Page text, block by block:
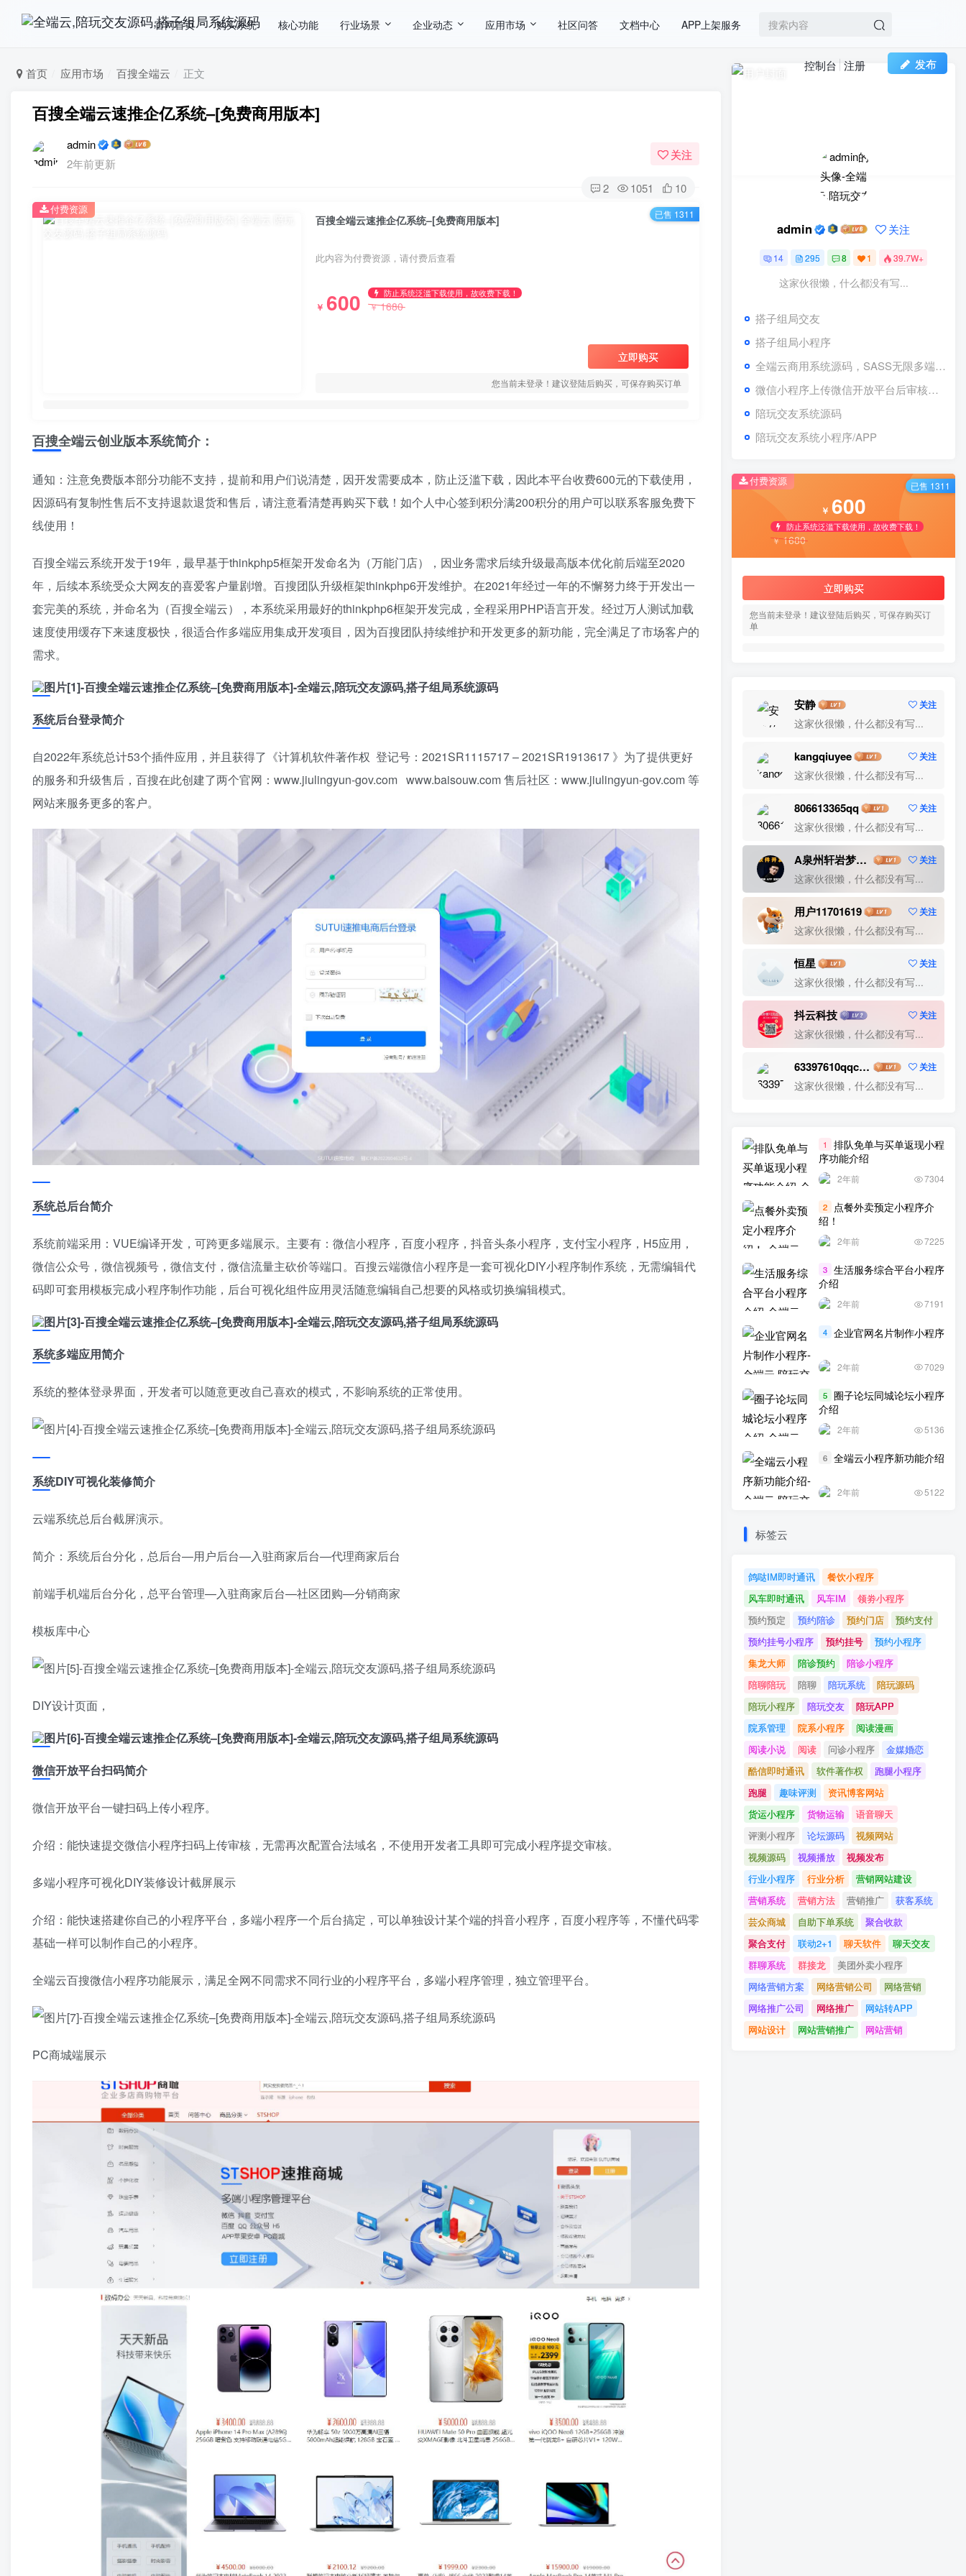
官网首页 购买系统 核心功能 行业场景 企业动态 应用市场 社区问答 文档中心 APP上架服务
发布
控制台 注册
首页 应用市场 百搜全端云 正文
百搜全端云速推企亿系统–[免费商用版本]
admin
2年前更新
关注
2 1051 10
百搜全端云速推企亿系统–[免费商用版本]
此内容为付费资源，请付费后查看
￥ 600 防止系统泛滥下载使用，故收费下载！
￥1680
立即购买
您当前未登录！建议登陆后购买，可保存购买订单
付费资源 已售 1311
百搜全端云创业版本系统简介：
通知：注意免费版本部分功能不支持，提前和用户们说清楚，因开发需要成本，防止泛滥下载，因此本平台收费600元的下载使用，
因源码有复制性售后不支持退款退货和售后，请注意看清楚再购买下载！如个人中心签到积分满200积分的用户可以联系客服免费下
线使用！
百搜全端云系统开发于19年，最早基于thinkphp5框架开发命名为（万能门店），因业务需求后续升级最高版本优化前后端至2020
年，后续本系统受众大网友的喜爱客户量剧增。百搜团队升级框架thinkphp6开发维护。在2021年经过一年的不懈努力终于开发出一
套完美的系统，并命名为（百搜全端云），本系统采用最好的thinkphp6框架开发完成，全程采用PHP语言开发。经过万人测试加载
速度使用缓存下来速度极快，很适合作多端应用集成开发项目，因为百搜团队持续维护和开发更多的新功能，完全满足了市场客户的
需求。
系统后台登录简介
自2022年系统总计53个插件应用，并且获得了《计算机软件著作权 登记号：2021SR1115717 – 2021SR1913617 》为了提供更好
的服务和升级售后，百搜在此创建了两个官网：www.jiulingyun-gov.com www.baisouw.com 售后社区：www.jiulingyun-gov.com 等
网站来服务更多的客户。
系统总后台简介
系统前端采用：VUE编译开发，可跨更多端展示。主要有：微信小程序，百度小程序，抖音头条小程序，支付宝小程序，H5应用，
微信公众号，微信视频号，微信支付，微信流量主砍价等端口。百搜云端微信小程序是一套可视化DIY小程序制作系统，无需编辑代
码即可套用模板完成小程序制作功能，后台可视化组件应用灵活随意编辑自己想要的风格或切换编辑模式。
系统多端应用简介
系统的整体登录界面，开发者可以随意更改自己喜欢的模式，不影响系统的正常使用。
系统DIY可视化装修简介
云端系统总后台截屏演示。
简介：系统后台分化，总后台—用户后台—入驻商家后台—代理商家后台
前端手机端后台分化，总平台管理—入驻商家后台—社区团购—分销商家
模板库中心
DIY设计页面，
微信开放平台扫码简介
微信开放平台一键扫码上传小程序。
介绍：能快速提交微信小程序扫码上传审核，无需再次配置合法域名，不使用开发者工具即可完成小程序提交审核。
多端小程序可视化DIY装修设计截屏展示
介绍：能快速搭建你自己的小程序平台，多端小程序一个后台搞定，可以单独设计某个端的抖音小程序，百度小程序等，不懂代码零
基础一样可以制作自己的小程序。
全端云百搜微信小程序功能展示，满足全网不同需求不同行业的小程序平台，多端小程序管理，独立管理平台。
PC商城端展示
立即购买
您当前未登录！建议登陆后购买，可保存购买订
已售 1311
1 排队免单与买单返现小程
2
绍！
3 生活服务综合平台小程序
介绍
2年前
4 企业官网名片制作小程序
2年前
5 圈子论坛同城论坛小程序
6 全端云小程序新功能介绍
鸽哒IM即时通讯
餐饮小程序
预约预定
预约陪诊 预约门店
预约支付
预约挂号小程序
预约挂号
预约小程序
集龙大师
陪诊预约
陪诊小程序
陪聊陪玩
陪聊 陪玩系统
陪玩源码
陪玩小程序
陪玩交友
陪玩APP
院系管理
院系小程序
阅读漫画
阅读 问诊小程序
金媒婚恋
酷信即时通讯
软件著作权
跑腿小程序
跑腿
趣味评测
资讯博客网站
评测小程序
论坛源码
视频网站
行业小程序
行业分析
营销网站建设
营销系统
营销方法 营销推广
获客系统
芸众商城
自助下单系统
聚合收款
聚合支付
联动2+1 聊天软件
聊天交友
网络推广公司
网络推广
网站转APP
网站设计
网站营销推广
admin 关注
14 295 8 1 39.7W+
这家伙很懒，什么都没有写...
搭子组局交友
搭子组局小程序
全端云商用系统源码，SASS无限多端小程序同步上线管理–[搭子版本]
微信小程序上传微信开放平台后审核提交视频！
陪玩交友系统源码
陪玩交友系统小程序/APP
付费资源
￥ 600
防止系统泛滥下载使用，故收费下载！
￥1680
立即购买
您当前未登录！建议登陆后购买，可保存购买订
单
已售 1311
安静 关注
这家伙很懒，什么都没有写...
kangqiuyee 关注
这家伙很懒，什么都没有写...
806613365qq 关注
这家伙很懒，什么都没有写...
A泉州轩岩梦网络科技公司 关注
这家伙很懒，什么都没有写...
用户11701619 关注
这家伙很懒，什么都没有写...
恒星 关注
这家伙很懒，什么都没有写...
抖云科技 关注
这家伙很懒，什么都没有写...
63397610qqcom 关注
这家伙很懒，什么都没有写...
1
排队免单与买单返现小程
序功能介绍
2年前 7304
2
点餐外卖预定小程序介
绍！
2年前 7225
3 生活服务综合平台小程序
介绍
2年前 7191
4 企业官网名片制作小程序
2年前 7029
5 圈子论坛同城论坛小程序
介绍
2年前 5136
6 全端云小程序新功能介绍
2年前 5122
标签云
鸽哒IM即时通讯
餐饮小程序
风车即时通讯
风车IM
领劵小程序
预约预定
预约陪诊 预约门店
预约支付
预约挂号小程序
预约挂号
预约小程序
集龙大师
陪诊预约
陪诊小程序
陪聊陪玩
陪聊 陪玩系统
陪玩源码
陪玩小程序
陪玩交友
陪玩APP
院系管理
院系小程序
阅读漫画
阅读小说
阅读 问诊小程序
金媒婚恋
酷信即时通讯
软件著作权
跑腿小程序
跑腿
趣味评测
资讯博客网站
货运小程序
货物运输
语音聊天
评测小程序
论坛源码
视频网站
视频源码
视频播放
视频发布
行业小程序
行业分析
营销网站建设
营销系统
营销方法 营销推广
获客系统
芸众商城
自助下单系统
聚合收款
聚合支付
联动2+1 聊天软件
聊天交友
群聊系统
群接龙
美团外卖小程序
网络营销方案
网络营销公司
网络营销
网络推广公司
网络推广
网站转APP
网站设计
网站营销推广 网站营销